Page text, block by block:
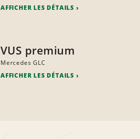
AFFICHER LES DÉTAILS
VUS premium
Mercedes GLC
AFFICHER LES DÉTAILS